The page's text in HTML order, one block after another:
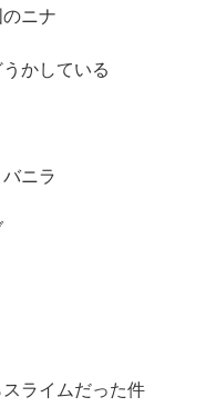
ニナ
かしている
ニラ
ライムだった件